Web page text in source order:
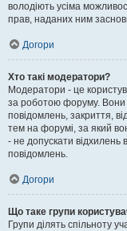
володіють усіма
прав, наданих ним
Догори
Хто такі модератори?
Модератори - це
за роботою форуму. Вони
повідомлень, закриття,
тем на форумі, за який
- не допускати
повідомлень.
Догори
Що таке групи
Групи ділять спільноту